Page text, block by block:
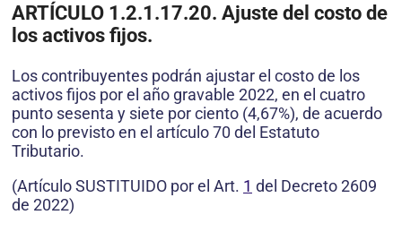
ARTÍCULO 1.2.1.17.20. Ajuste del costo de
los activos fijos.
Los contribuyentes podrán ajustar el costo de los
activos fijos por el año gravable 2022, en el cuatro
punto sesenta y siete por ciento (4,67%), de acuerdo
con lo previsto en el artículo 70 del Estatuto
Tributario.
(Artículo SUSTITUIDO por el Art. 1 del Decreto 2609
de 2022)